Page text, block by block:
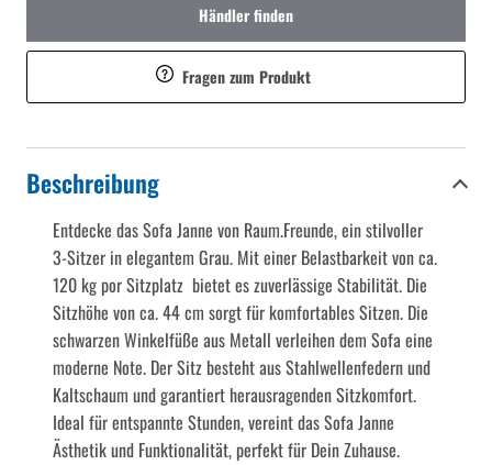
Händler finden
Fragen zum Produkt
Beschreibung
Entdecke das Sofa Janne von Raum.Freunde, ein stilvoller
3-Sitzer in elegantem Grau. Mit einer Belastbarkeit von ca.
120 kg por Sitzplatz bietet es zuverlässige Stabilität. Die
Sitzhöhe von ca. 44 cm sorgt für komfortables Sitzen. Die
schwarzen Winkelfüße aus Metall verleihen dem Sofa eine
moderne Note. Der Sitz besteht aus Stahlwellenfedern und
Kaltschaum und garantiert herausragenden Sitzkomfort.
Ideal für entspannte Stunden, vereint das Sofa Janne
Ästhetik und Funktionalität, perfekt für Dein Zuhause.